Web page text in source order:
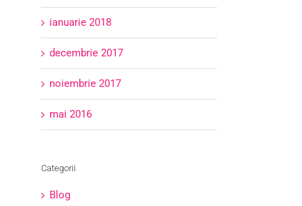
ianuarie 2018
decembrie 2017
noiembrie 2017
mai 2016
Categorii
Blog